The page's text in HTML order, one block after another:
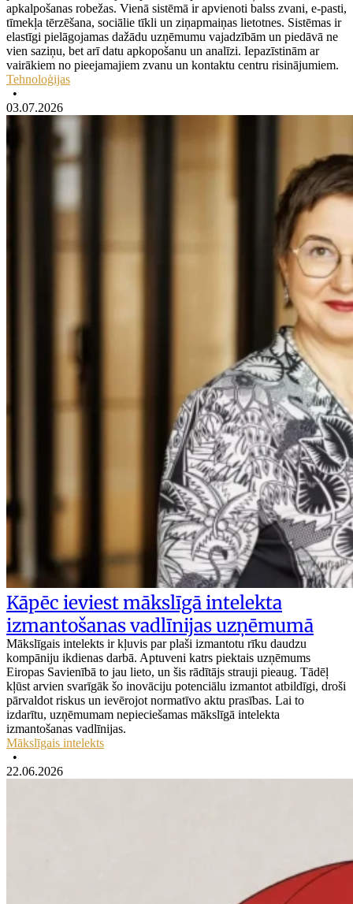
apkalpošanas robežas. Vienā sistēmā ir apvienoti balss zvani, e-pasti,
tīmekļa tērzēšana, sociālie tīkli un ziņapmaiņas lietotnes. Sistēmas ir
elastīgi pielāgojamas dažādu uzņēmumu vajadzībām un piedāvā ne
vien saziņu, bet arī datu apkopošanu un analīzi. Iepazīstinām ar
vairākiem no pieejamajiem zvanu un kontaktu centru risinājumiem.
Tehnoloģijas
•
03.07.2026
Kāpēc ieviest mākslīgā intelekta
izmantošanas vadlīnijas uzņēmumā
Mākslīgais intelekts ir kļuvis par plaši izmantotu rīku daudzu
kompāniju ikdienas darbā. Aptuveni katrs piektais uzņēmums
Eiropas Savienībā to jau lieto, un šis rādītājs strauji pieaug. Tādēļ
kļūst arvien svarīgāk šo inovāciju potenciālu izmantot atbildīgi, droši
pārvaldot riskus un ievērojot normatīvo aktu prasības. Lai to
izdarītu, uzņēmumam nepieciešamas mākslīgā intelekta
izmantošanas vadlīnijas.
Mākslīgais intelekts
•
22.06.2026